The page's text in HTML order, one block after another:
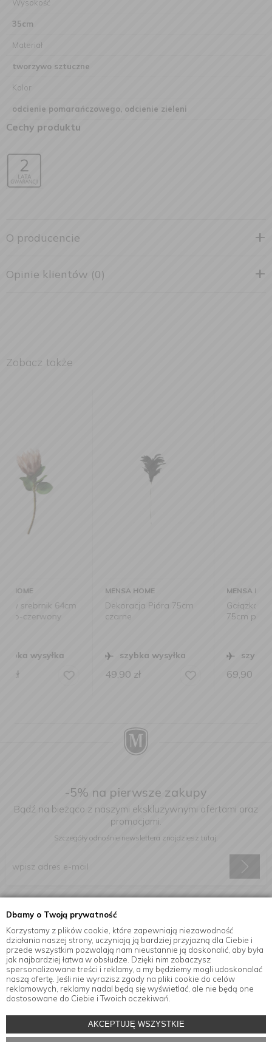
Dbamy o Twoją prywatność
Korzystamy z plików cookie, które zapewniają niezawodność
działania naszej strony, uczyniają ją bardziej przyjazną dla Ciebie i
przede wszystkim pozwalają nam nieustannie ją doskonalić, aby była
jak najbardziej łatwa w obsłudze. Dzięki nim zobaczysz
spersonalizowane treści i reklamy, a my będziemy mogli udoskonalać
naszą ofertę. Jeśli nie wyrazisz zgody na pliki cookie do celów
reklamowych, reklamy nadal będą się wyświetlać, ale nie będą one
dostosowane do Ciebie i Twoich oczekiwań.
AKCEPTUJĘ WSZYSTKIE
Wysokość
35cm
Materiał
tworzywo sztuczne
Kolor
odcienie pomarańczowego, odcienie zieleni
Cechy produktu
O producencie
Opinie klientów (0)
Zobacz także
Dekoracja Pióra 75cm
czarne
szybka wysyłka
zł
MENSA HOME
Gałązka z jagodami
szybka wysyłka
zł
-5% na pierwsze zakupy
Bądź na bieżąco z naszymi ekskluzywnymi ofertami oraz
promocjami.
Szczegóły odnośnie newslettera znajdziesz tutaj.
elektroniczną na podany adres e-mail.
Informacje
Akcesoria kuchenne w sklepie internetowym MensaHome.eu